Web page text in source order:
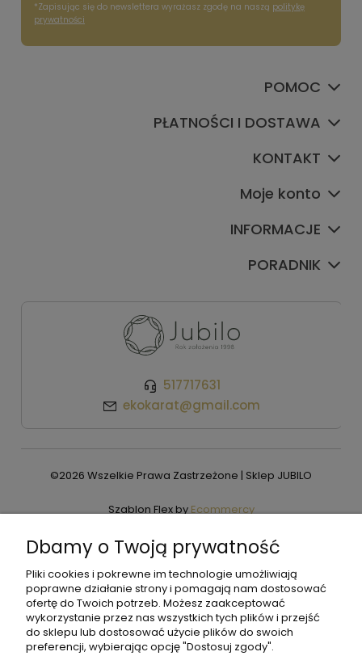
*Zapisując się do newslettera wyrażasz zgodę na naszą politykę
prywatności
POMOC
PŁATNOŚCI I DOSTAWA
KONTAKT
Moje konto
INFORMACJE
PORADNIK
517717631
ekokarat@gmail.com
©2026 Wszelkie Prawa Zastrzeżone | Sklep JUBILO
Szablon Flex byEcommercy
Pokaż pełną wersję strony
Dbamy o Twoją prywatność
Pliki cookies i pokrewne im technologie umożliwiają
poprawne działanie strony i pomagają nam dostosować
ofertę do Twoich potrzeb. Możesz zaakceptować
wykorzystanie przez nas wszystkich tych plików i przejść
do sklepu lub dostosować użycie plików do swoich
preferencji, wybierając opcję "Dostosuj zgody".